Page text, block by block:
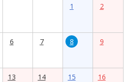
1 2
6 7 8 9
13
14
15
16